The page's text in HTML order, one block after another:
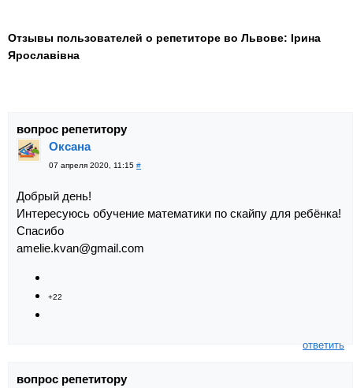
Отзывы пользователей о репетиторе во Львове: Ірина
Ярославівна
вопрос репетитору
Оксана
07 апреля 2020, 11:15 #
Добрый день!
Интересуюсь обучение математики по скайпу для ребёнка!
Спасибо
amelie.kvan@gmail.com
+22
ответить
вопрос репетитору